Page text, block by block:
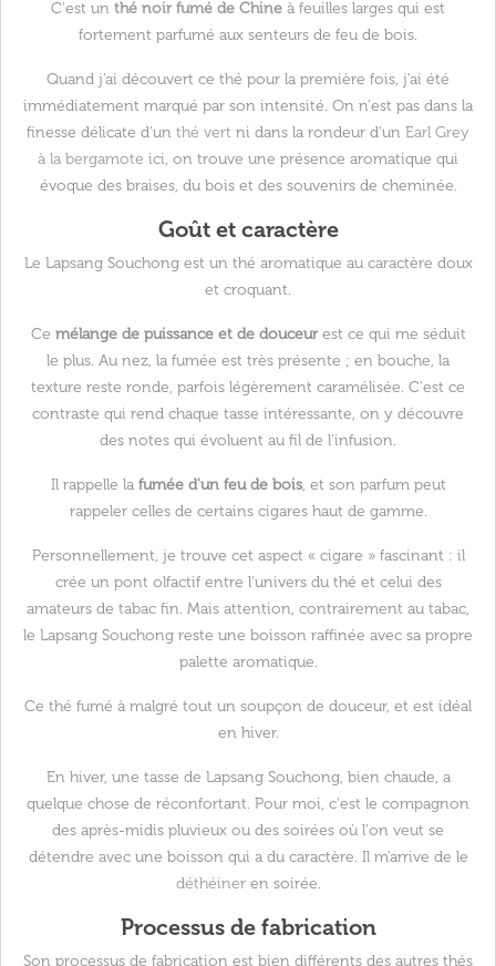
C'est un thé noir fumé de Chine à feuilles larges qui est
fortement parfumé aux senteurs de feu de bois.
Quand j'ai découvert ce thé pour la première fois, j'ai été
immédiatement marqué par son intensité. On n'est pas dans la
finesse délicate d'un thé vert ni dans la rondeur d'un Earl Grey
à la bergamote ici, on trouve une présence aromatique qui
évoque des braises, du bois et des souvenirs de cheminée.
Goût et caractère
Le Lapsang Souchong est un thé aromatique au caractère doux
et croquant.
Ce mélange de puissance et de douceurest ce qui me séduit
le plus. Au nez, la fumée est très présente ; en bouche, la
texture reste ronde, parfois légèrement caramélisée. C'est ce
contraste qui rend chaque tasse intéressante, on y découvre
des notes qui évoluent au fil de l'infusion.
Il rappelle la fumée d'un feu de bois, et son parfum peut
rappeler celles de certains cigares haut de gamme.
Personnellement, je trouve cet aspect « cigare » fascinant : il
crée un pont olfactif entre l'univers du thé et celui des
amateurs de tabac fin. Mais attention, contrairement au tabac,
le Lapsang Souchong reste une boisson raffinée avec sa propre
palette aromatique.
Ce thé fumé à malgré tout un soupçon de douceur, et est idéal
en hiver.
En hiver, une tasse de Lapsang Souchong, bien chaude, a
quelque chose de réconfortant. Pour moi, c'est le compagnon
des après-midis pluvieux ou des soirées où l'on veut se
détendre avec une boisson qui a du caractère. Il m'arrive de le
déthéineren soirée.
Processus de fabrication
Son processus de fabrication est bien différents des autres thés